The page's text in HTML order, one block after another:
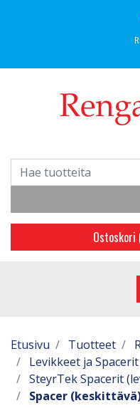
Ostoskori
Etusivu Tuotteet
Levikkeet ja Spacerit
SteyrTek Spacerit
Spacer